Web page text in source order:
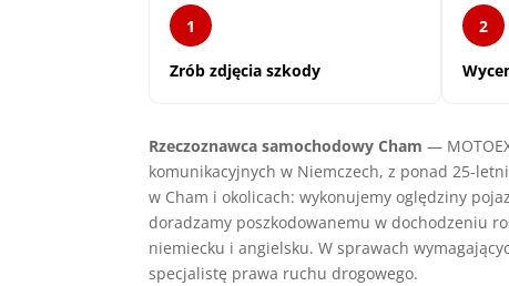
1
Zrób zdjęcia szkody
2
Rzeczoznawca samochodowy Cham —
komunikacyjnych w Niemczech, z ponad 25-
w Cham i okolicach: wykonujemy oględziny
doradzamy poszkodowanemu w dochodzeniu
niemiecku i angielsku. W sprawach
specjalistę prawa ruchu drogowego.